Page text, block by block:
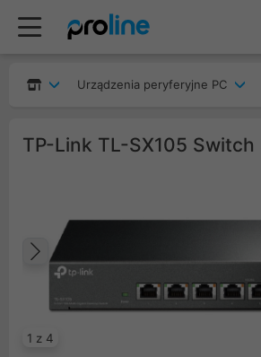
Urządzenia peryferyjne PC
TP-Link TL-SX105 Switch
1 z 4
Poprzedni